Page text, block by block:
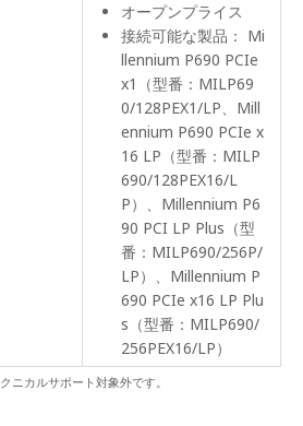
オープンプライス
接続可能な製品： Mi
llennium P690 PCIe
x1（型番：MILP69
0/128PEX1/LP、Mill
ennium P690 PCIe x
16 LP（型番：MILP
690/128PEX16/L
P）、Millennium P6
90 PCI LP Plus（型
番：MILP690/256P/
LP）、Millennium P
690 PCIe x16 LP Plu
s（型番：MILP690/
256PEX16/LP）
ニカルサポート対象外です。